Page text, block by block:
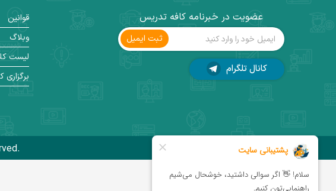
عضویت در خبرنامه کافه تدریس
ثبت ‌ایمیل
کانال تلگرام
قوانین
وبلاگ
لیست
برگزاری